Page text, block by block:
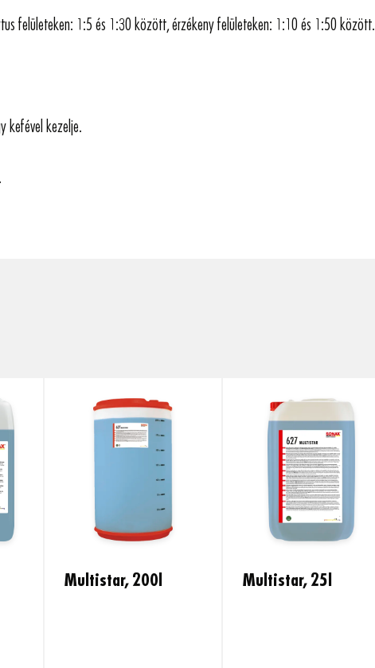
felületeken: 1:5 és 1:30 között, érzékeny felületeken: 1:10 és 1:50 között.
kefével kezelje.
Multistar, 200l Multistar, 25l